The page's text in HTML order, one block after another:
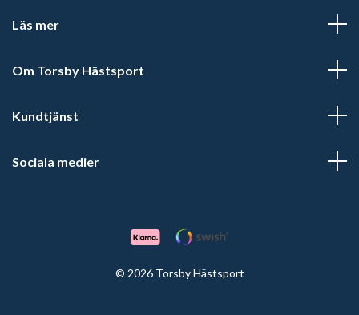
Läs mer
Om Torsby Hästsport
Kundtjänst
Sociala medier
© 2026 Torsby Hästsport